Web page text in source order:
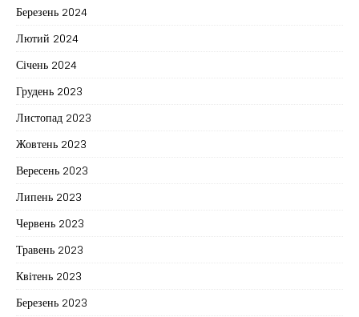
Березень 2024
Лютий 2024
Січень 2024
Грудень 2023
Листопад 2023
Жовтень 2023
Вересень 2023
Липень 2023
Червень 2023
Травень 2023
Квітень 2023
Березень 2023